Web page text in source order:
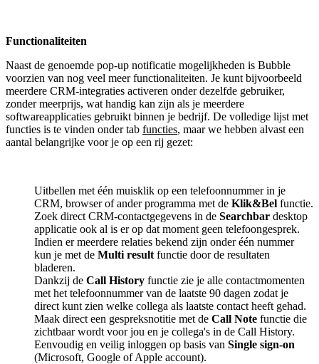
Functionaliteiten
Naast de genoemde pop-up notificatie mogelijkheden is Bubble
voorzien van nog veel meer functionaliteiten. Je kunt bijvoorbeeld
meerdere CRM-integraties activeren onder dezelfde gebruiker,
zonder meerprijs, wat handig kan zijn als je meerdere
softwareapplicaties gebruikt binnen je bedrijf. De volledige lijst met
functies is te vinden onder tab functies, maar we hebben alvast een
aantal belangrijke voor je op een rij gezet:
Uitbellen met één muisklik op een telefoonnummer in je
CRM, browser of ander programma met de Klik&Bel functie.
Zoek direct CRM-contactgegevens in de Searchbar desktop
applicatie ook al is er op dat moment geen telefoongesprek.
Indien er meerdere relaties bekend zijn onder één nummer
kun je met de Multi result functie door de resultaten
bladeren.
Dankzij de Call History functie zie je alle contactmomenten
met het telefoonnummer van de laatste 90 dagen zodat je
direct kunt zien welke collega als laatste contact heeft gehad.
Maak direct een gespreksnotitie met de Call Note functie die
zichtbaar wordt voor jou en je collega's in de Call History.
Eenvoudig en veilig inloggen op basis van Single sign-on
(Microsoft, Google of Apple account).